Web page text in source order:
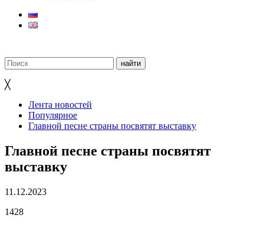
╳
Лента новостей
Популярное
Главной песне страны посвятят выставку
Главной песне страны посвятят
выставку
11.12.2023
1428